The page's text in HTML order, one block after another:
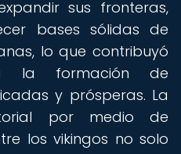
sus fronteras,
bases sólidas de
lo que contribuyó
a la formación de
y prósperas. La
por medio de
los vikingos no solo